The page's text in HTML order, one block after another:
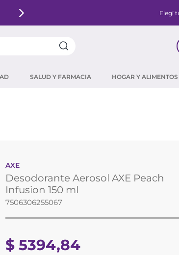
Elegí
SALUD Y FARMACIA HOGAR Y ALIMENTOS
AXE
Desodorante Aerosol AXE Peach
Infusion 150 ml
7506306255067
$ 5394,84